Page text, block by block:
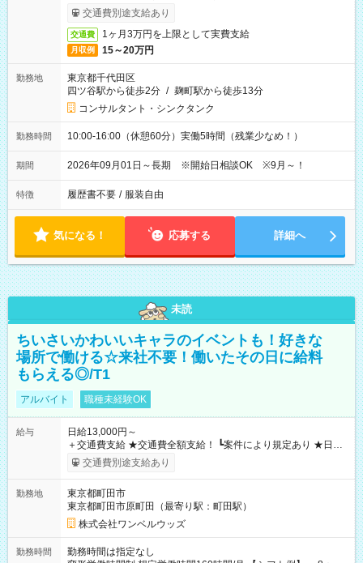
ービス利用可（利用条件有）
交通費別途支給あり
交通費 1ヶ月3万円を上限として実費支給
月収例 15～20万円
勤務地
東京都千代田区
四ツ谷駅から徒歩2分 / 麹町駅から徒歩13分
コンサルタント・シンクタンク
勤務時間 10:00-16:00（休憩60分）実働5時間（残業少なめ！）
期間 2026年09月01日～長期 ※開始日相談OK ※9月～！
特徴 履歴書不要 / 服装自由
気になる！ 応募する 詳細へ
未読
ちいさいかわいいキャラのイベントも！好きな
場所で働ける☆来社不要！働いたその日に給料
もらえる◎/T1
アルバイト 職種未経験OK
給与
日給13,000円～
＋交通費支給 ★交通費全額支給！ ┗案件により規定あり ★日払
いOK！（規定あり） ┗働いたその日に現金GET♪ お仕事後はコ
ンビニATMから 日払い分を引き落とせます！ 【試用期間】試
交通費別途支給あり
勤務地
東京都町田市
東京都町田市原町田（最寄り駅：町田駅）
株式会社ワンベルウッズ
勤務時間
勤務時間は指定なし